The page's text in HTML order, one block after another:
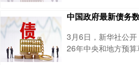
规模均下降超过
中10年期49.27亿
6%；青海拟发行1
为27.40%；
中国政府最新债务
3月6日，新华社公
26年中央和地方预